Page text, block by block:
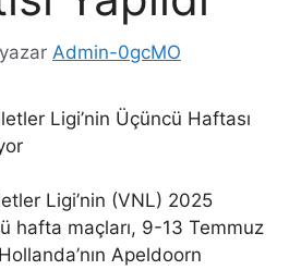
yazar Admin-0gcMO
Ligi’nin Üçüncü Haftası
Ligi’nin (VNL) 2025
hafta maçları, 9-13 Temmuz
Apeldoorn